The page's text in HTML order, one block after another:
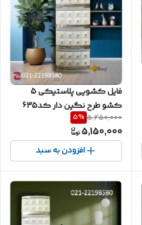
فایل کشویی پلاستیکی 5
کشو طرح نگین دار کد635
5,450,000
5%
5,150,000
افزودن به سبد